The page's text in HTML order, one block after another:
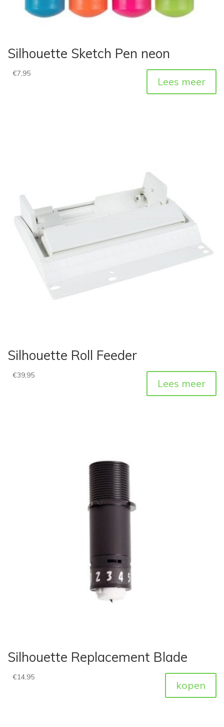
Silhouette Sketch Pen neon
€7,95
Lees meer
Silhouette Roll Feeder
€39,95
Lees meer
Silhouette Replacement Blade
€14,95
kopen